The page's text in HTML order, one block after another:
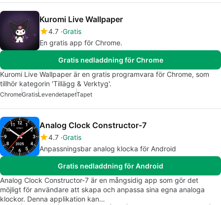
Kuromi Live Wallpaper
4.7 Gratis
En gratis app för Chrome.
Gratis nedladdning för Chrome
Kuromi Live Wallpaper är en gratis programvara för Chrome, som
tillhör kategorin 'Tillägg & Verktyg'.
ChromeGratisLevendetapetTapet
Analog Clock Constructor-7
4.7 Gratis
Anpassningsbar analog klocka för Android
Gratis nedladdning för Android
Analog Clock Constructor-7 är en mångsidig app som gör det
möjligt för användare att skapa och anpassa sina egna analoga
klockor. Denna applikation kan…